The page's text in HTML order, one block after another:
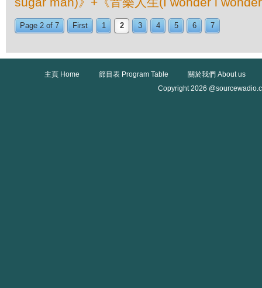
Page 2 of 7 First 1 2 3 4 5 6 7
主頁 Home 節目表 Program Table
關於我們 About us
Copyright 2026